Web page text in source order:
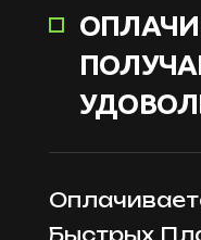
Быстрых